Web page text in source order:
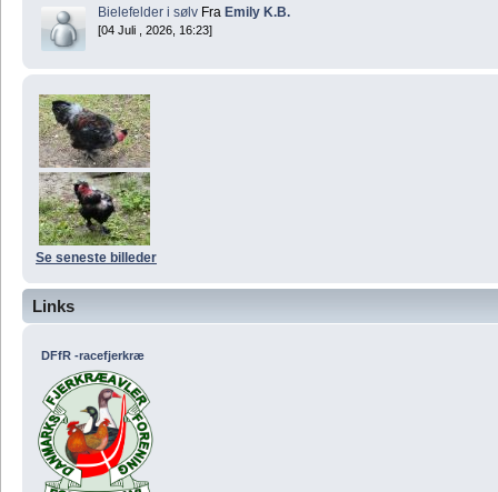
Bielefelder i sølv Fra Emily K.B.
[04 Juli , 2026, 16:23]
Se seneste billeder
Links
DFfR -racefjerkræ